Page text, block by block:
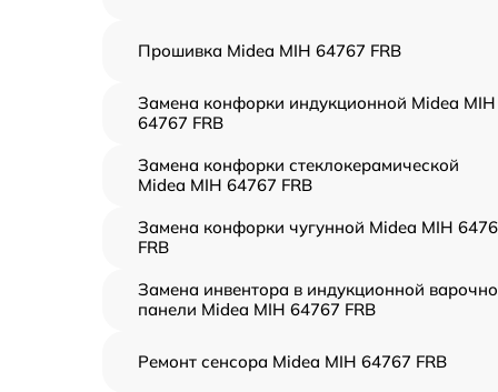
Прошивка Midea MIH 64767 FRB
Замена конфорки индукционной Midea MIH
64767 FRB
Замена конфорки стеклокерамической
Midea MIH 64767 FRB
Замена конфорки чугунной Midea MIH
FRB
Замена инвентора в индукционной
панели Midea MIH 64767 FRB
Ремонт сенсора Midea MIH 64767 FRB